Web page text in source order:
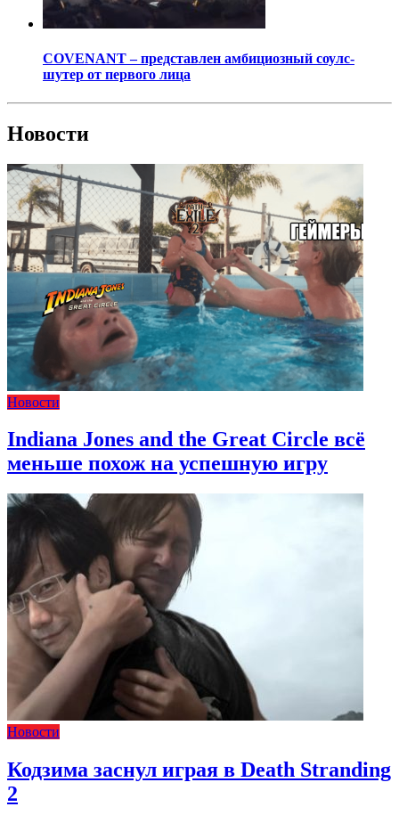
COVENANT – представлен амбициозный соулс-
шутер от первого лица
Новости
Новости
Indiana Jones and the Great Circle всё
меньше похож на успешную игру
Новости
Кодзима заснул играя в Death Stranding
2